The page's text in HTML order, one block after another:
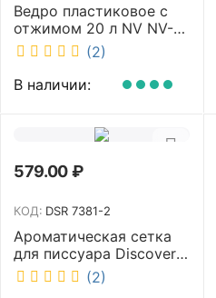
Ведро пластиковое с
отжимом 20 л NV NV-
10250-B
(2)
В наличии:
579.00₽
КОД: DSR 7381-2
Ароматическая сетка
для писсуара Discover
аромат Queen DSR
7381-2
(2)